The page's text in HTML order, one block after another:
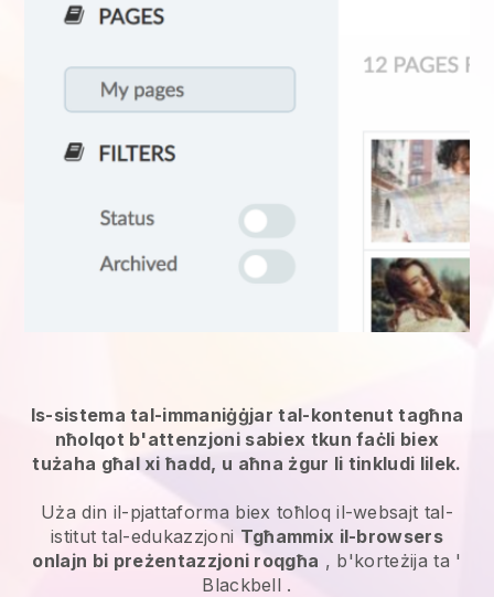
Is-sistema tal-immaniġġjar tal-kontenut tagħna
nħolqot b'attenzjoni sabiex tkun faċli biex
tużaha għal xi ħadd, u aħna żgur li tinkludi lilek.
Uża din il-pjattaforma biex toħloq il-websajt tal-
istitut tal-edukazzjoni Tgħammix il-browsers
onlajn bi preżentazzjoni roqgħa , b'korteżija ta '
Blackbell .